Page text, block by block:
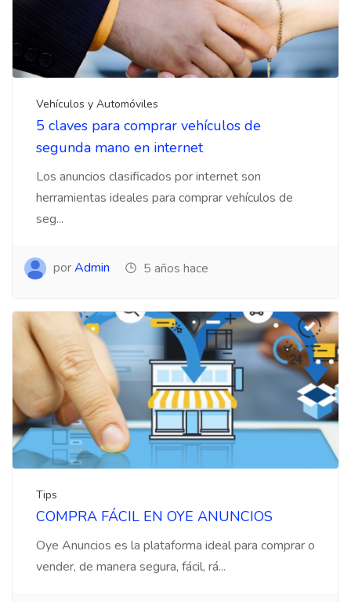
Vehículos y Automóviles
5 claves para comprar vehículos de
segunda mano en internet
Los anuncios clasificados por internet son
herramientas ideales para comprar vehículos de
seg...
porAdmin 5 años hace
Tips
COMPRA FÁCIL EN OYE ANUNCIOS
Oye Anuncios es la plataforma ideal para comprar o
vender, de manera segura, fácil, rá...